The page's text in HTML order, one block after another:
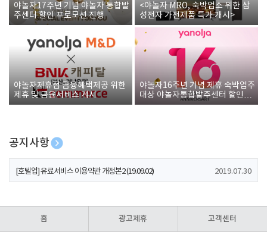
야놀자17주년 기념 야놀자 통합발
주센터 할인 프로모션 진행
<야놀자 MRO, 숙박업소 위한 삼
성전자 가전제품 특가 개시>
야놀자제휴점 금융혜택제공 위한
제휴 및 금융서비스 게시
야놀자16주년 기념 제휴 숙박업주
대상 야놀자통합발주센터 할인쿠
폰 증정
공지사항
[호텔업] 개인정보 처리방침 개정본1 (19.09.02)
[호텔업] 유료서비스 이용약관 개정본2 (19.09.02) 2019.07.30
홈 광고제휴 고객센터